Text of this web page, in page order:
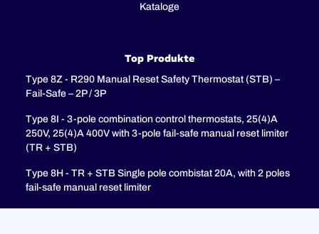
Kataloge
Top Produkte
Type 8Z - R290 Manual Reset Safety Thermostat (STB) –
Fail-Safe – 2P / 3P
Type 8I - 3-pole combination control thermostats, 25(4)A
250V, 25(4)A 400V with 3-pole fail-safe manual reset limiter
(TR + STB)
Type 8H - TR + STB Single pole combistat 20A, with 2 poles
fail-safe manual reset limiter